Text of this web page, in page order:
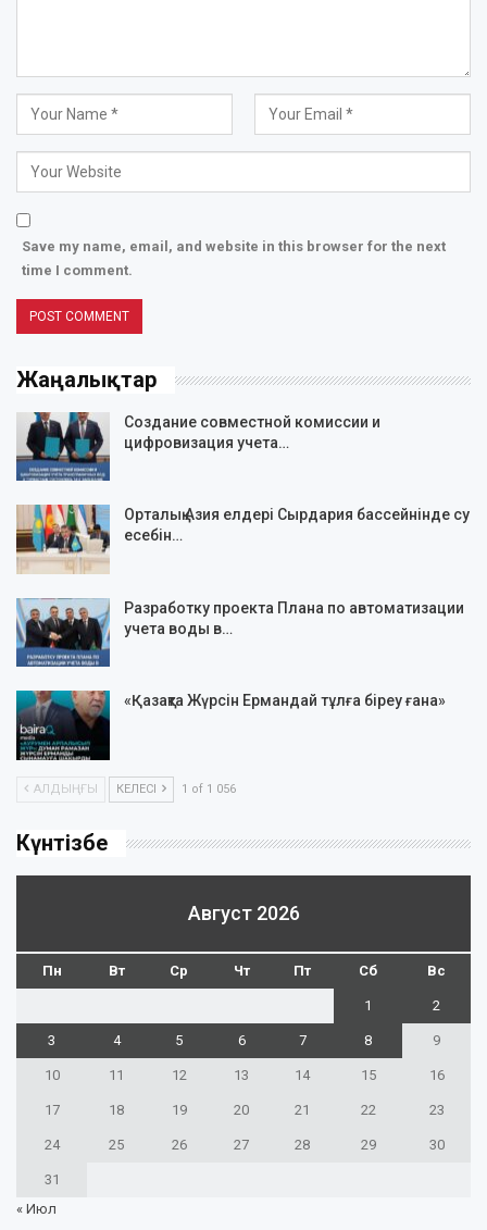
Save my name, email, and website in this browser for the next
time I comment.
Жаңалықтар
Создание совместной комиссии и
цифровизация учета…
Орталық Азия елдері Сырдария бассейнінде су
есебін…
Разработку проекта Плана по автоматизации
учета воды в…
«Қазақта Жүрсін Ермандай тұлға біреу ғана»
АЛДЫҢҒЫ КЕЛЕСІ 1 of 1 056
Күнтізбе
Август 2026
Пн Вт Ср Чт Пт Сб Вс
1 2
3 4 5 6 7 8 9
10 11 12 13 14 15 16
17 18 19 20 21 22 23
24 25 26 27 28 29 30
31
« Июл